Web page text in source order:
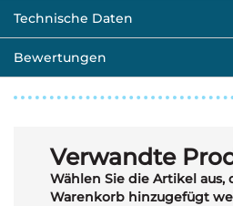
Technische Daten
Bewertungen
Verwandte
Wählen Sie die Artikel aus,
Warenkorb hinzugefügt